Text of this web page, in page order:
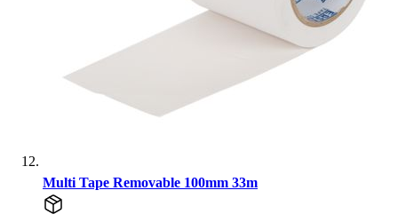
Multi Tape Removable 100mm 33m